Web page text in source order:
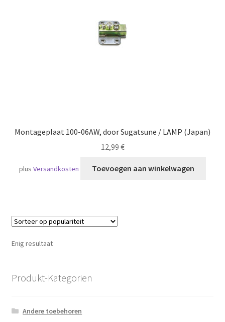
Montageplaat 100-06AW, door Sugatsune / LAMP (Japan)
12,99 €
plusVersandkosten Toevoegen aan winkelwagen
Enig resultaat
Produkt-Kategorien
Andere toebehoren